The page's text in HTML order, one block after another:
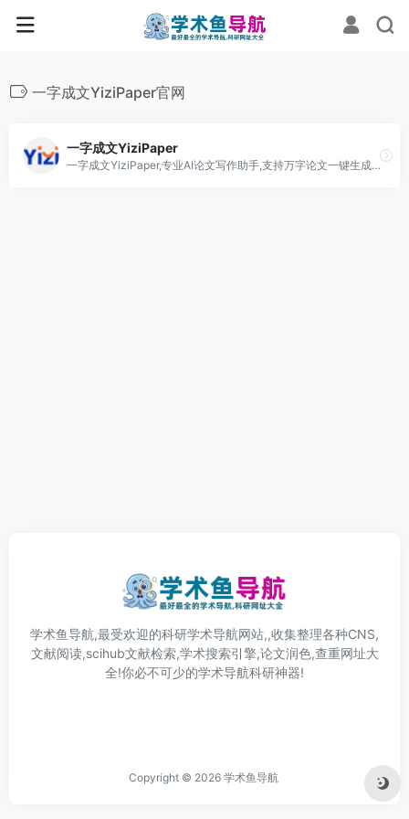
一字成文YiziPaper官网
一字成文YiziPaper
一字成文YiziPaper,专业AI论文写作助手,支持万字论文一键生成,自动排版校对,智能降重降AI率,覆盖12大学科820专业方向
学术鱼导航,最受欢迎的科研学术导航网站,,收集整理各种CNS,
文献阅读,scihub文献检索,学术搜索引擎,论文润色,查重网址大
全!你必不可少的学术导航科研神器!
Copyright © 2026 学术鱼导航